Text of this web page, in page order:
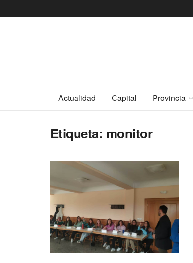
Actualidad Capital Provincia
Etiqueta: monitor